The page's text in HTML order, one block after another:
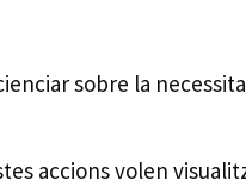
sobre la
accions volen